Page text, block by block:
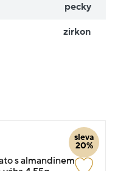
pecky
zirkon
sleva
20%
s almandinem